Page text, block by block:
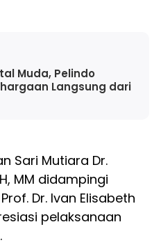
Muda, Pelindo
Langsung dari
Sari Mutiara Dr.
MM didampingi
Prof. Dr. Ivan Elisabeth
pelaksanaan
.